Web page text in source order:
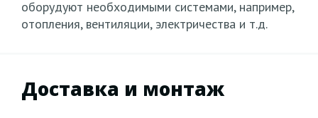
оборудуют необходимыми системами, например,
отопления, вентиляции, электричества и т.д.
Доставка и монтаж